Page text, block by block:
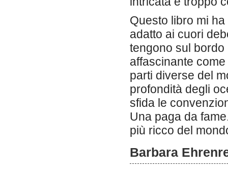
Questo libro mi
adatto ai cuori
tengono sul
affascinante
parti diverse del
profondità degli
sfida le
Una paga da
più ricco del
Barbara